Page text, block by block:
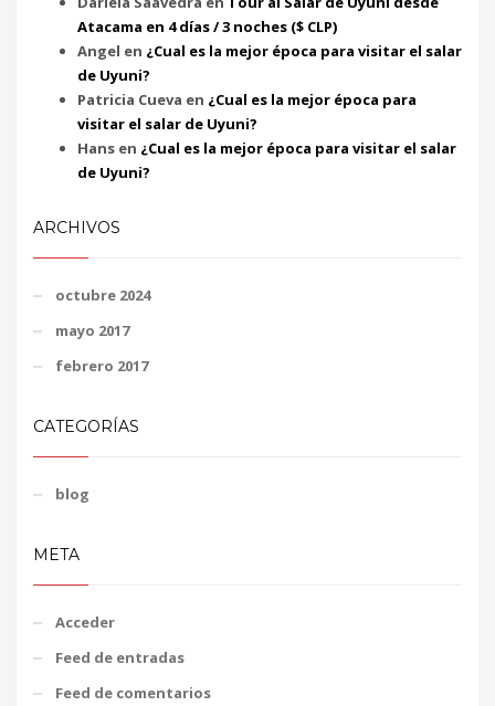
Atacama en 4 días / 3 noches ($ CLP)
Angel en ¿Cual es la mejor época para visitar el salar
de Uyuni?
Patricia Cueva en ¿Cual es la mejor época para
visitar el salar de Uyuni?
Hans en ¿Cual es la mejor época para visitar el salar
de Uyuni?
ARCHIVOS
octubre 2024
mayo 2017
febrero 2017
CATEGORÍAS
blog
META
Acceder
Feed de entradas
Feed de comentarios